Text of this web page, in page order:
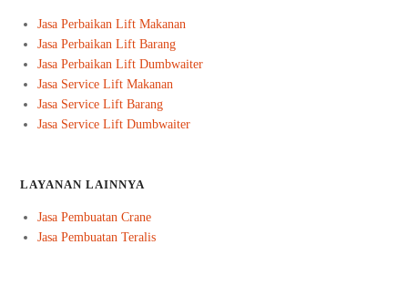
Jasa Perbaikan Lift Makanan
Jasa Perbaikan Lift Barang
Jasa Perbaikan Lift Dumbwaiter
Jasa Service Lift Makanan
Jasa Service Lift Barang
Jasa Service Lift Dumbwaiter
LAYANAN LAINNYA
Jasa Pembuatan Crane
Jasa Pembuatan Teralis